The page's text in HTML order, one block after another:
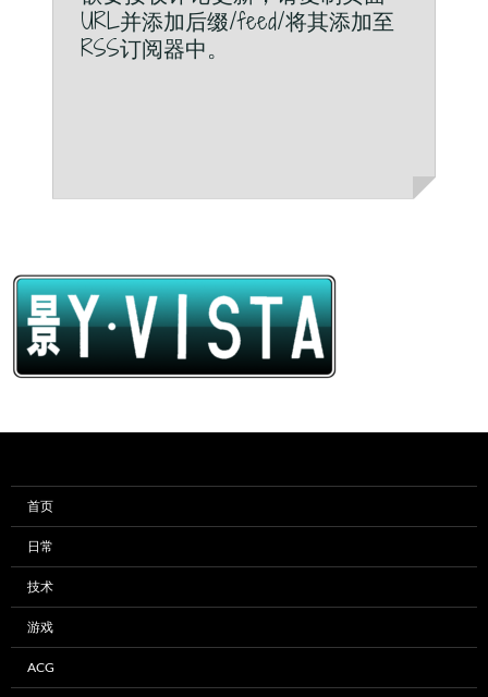
URL并添加后缀/feed/将其添加至
RSS订阅器中。
首页
日常
技术
游戏
ACG